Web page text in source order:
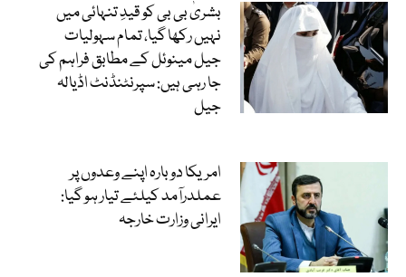
بشریٰ بی بی کو قیدِ تنہائی میں
نہیں رکھا گیا، تمام سہولیات
جیل مینوئل کے مطابق فراہم کی
جا رہی ہیں: سپرنٹنڈنٹ اڈیالہ
جیل
امریکا دوبارہ اپنے وعدوں پر
عملدرآمد کیلئے تیار ہو گیا:
ایرانی وزارت خارجہ